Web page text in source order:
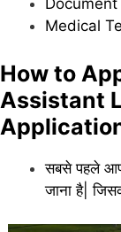
Medical
How to
Assistant
सबसे पहले
जाना है|